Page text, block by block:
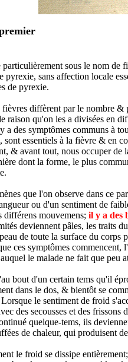
sous le nom de
pyrexie, sans affection locale
de pyrexie.
fièvres diffèrent par le nombre &
raison qu'on les a divisées en
a des symptômes communs à
sont essentiels à la fièvre & en
& avant tout, nous occuper de
dont la forme, le plus
que l'on observe dans ce
ou d'un sentiment de
différens mouvemens; il y a des
deviennent pâles, les traits
de toute la surface du corps
ces symptômes commencent,
le malade ne fait que peu
bout d'un certain tems qu'il
dans le dos, & bientôt se
le sentiment de froid
des secousses et des
quelque-tems, ils
de chaleur, qui produisent
le froid se dissipe